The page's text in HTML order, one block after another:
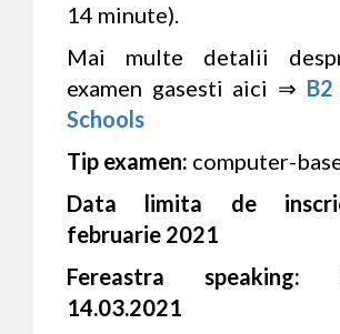
14 minute).
Mai multe detalii
examen gasesti aici ⇒
Schools
Tip examen: computer-
Data limita de
februarie 2021
Fereastra
14.03.2021